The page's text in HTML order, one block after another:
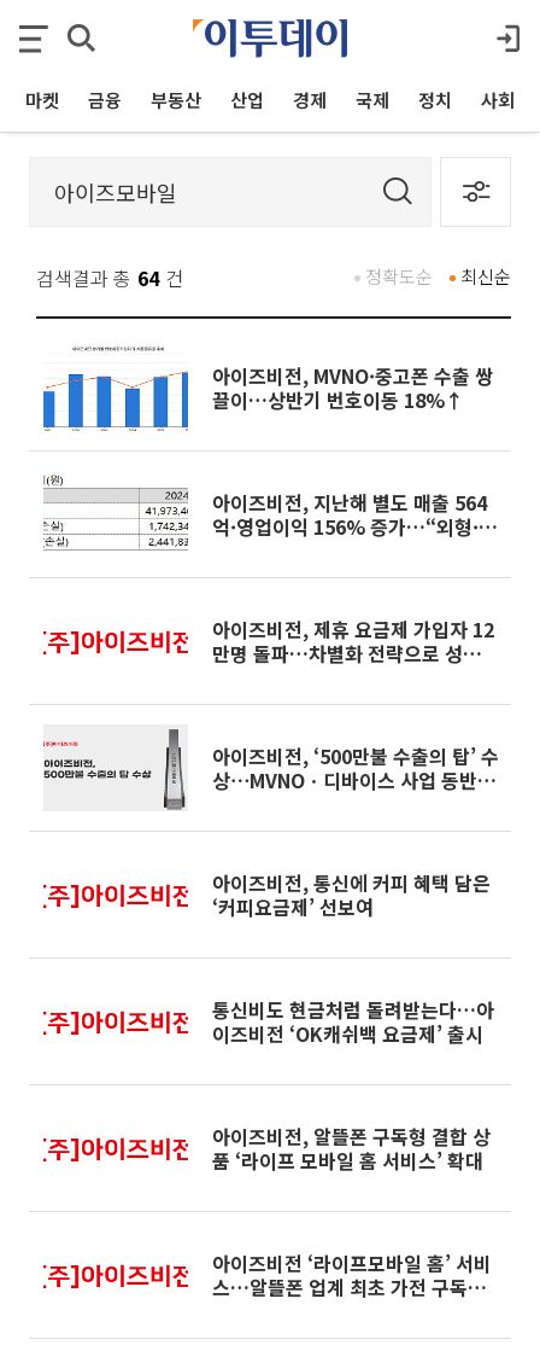
마켓 금융 부동산 산업 경제 국제 정치 사회
검색결과 총 64 건 최신순
정확도순
아이즈비전, MVNO·중고폰 수출 쌍
끌이…상반기 번호이동 18%↑
아이즈비전, 지난해 별도 매출 564
억·영업이익 156% 증가…“외형·
아이즈비전, 제휴 요금제 가입자 12
만명 돌파…차별화 전략으로 성장
아이즈비전, ‘500만불 수출의 탑’ 수
상⋯MVNOㆍ디바이스 사업 동반
아이즈비전, 통신에 커피 혜택 담은
‘커피요금제’ 선보여
통신비도 현금처럼 돌려받는다…아
이즈비전 ‘OK캐쉬백 요금제’ 출시
아이즈비전, 알뜰폰 구독형 결합 상
품 ‘라이프 모바일 홈 서비스’ 확대
아이즈비전 ‘라이프모바일 홈’ 서비
스…알뜰폰 업계 최초 가전 구독형